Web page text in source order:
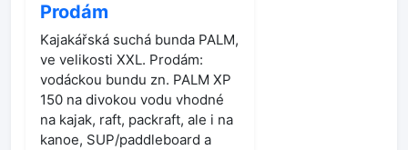
Prodám
Kajakářská suchá bunda PALM,
ve velikosti XXL. Prodám:
vodáckou bundu zn. PALM XP
150 na divokou vodu vhodné
na kajak, raft, packraft, ale i na
kanoe, SUP/paddleboard a